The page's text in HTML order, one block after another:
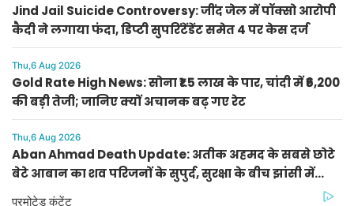
Jind Jail Suicide Controversy: जींद जेल में पॉक्सो आरोपी
कैदी ने लगाया फंदा, डिप्टी सुपरिंटेंडेंट समेत 4 पर केस दर्ज
Thu,6 Aug 2026
Gold Rate High News: सोना ₹1.5 लाख के पार, चांदी में ₹6,200
की बड़ी तेजी; जानिए क्यों अचानक बढ़ गए रेट
Thu,6 Aug 2026
Aban Ahmad Death Update: अतीक अहमद के सबसे छोटे
बेटे आबान का शव परिजनों के सुपुर्द, सुरक्षा के बीच झांसी में
प्रक्रिया पूरी